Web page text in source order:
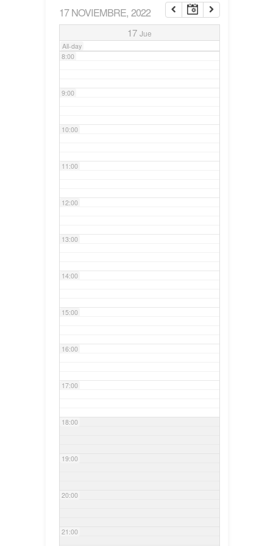
17 NOVIEMBRE, 2022
17 Jue
All-day
7:00
8:00
9:00
10:00
11:00
12:00
13:00
14:00
15:00
16:00
17:00
18:00
19:00
20:00
21:00